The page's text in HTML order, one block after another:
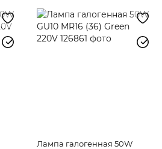
Лампа галогенная 50W